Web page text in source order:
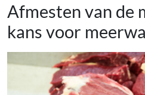
Afmesten van de
kans voor